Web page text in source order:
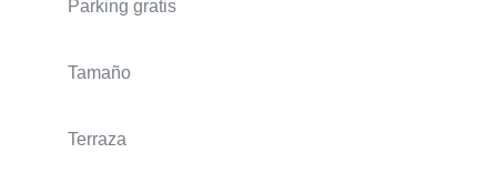
Parking gratis
Tamaño
Terraza